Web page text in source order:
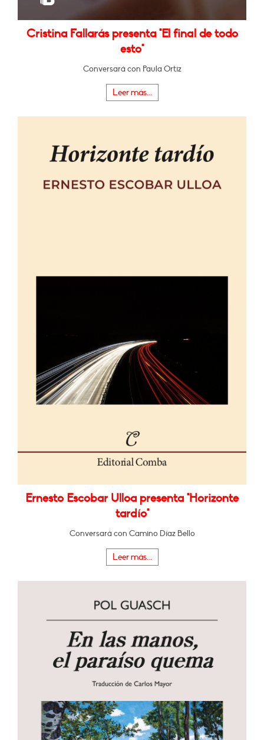
Cristina Fallarás presenta "El final de todo
esto"
Conversará con Paula Ortiz
Leer más...
Ernesto Escobar Ulloa presenta "Horizonte
tardío"
Conversará con Camino Díaz Bello
Leer más...